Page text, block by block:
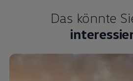
Das könnte